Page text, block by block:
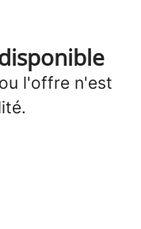
l'offre n'est